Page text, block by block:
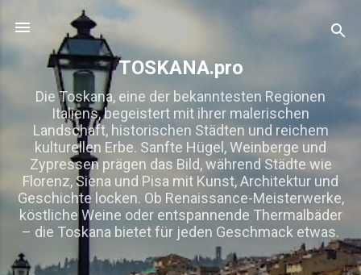
Direkt zum Hauptbereich
TOSKANA.pro
Die Toskana, eine der bekanntesten Regionen
Italiens, begeistert mit ihrer malerischen
Landschaft, historischen Städten und reichem
kulturellen Erbe. Sanfte Hügel, Weinberge und
Zypressen prägen das Bild, während Städte wie
Florenz, Siena und Pisa mit Kunst, Architektur und
Geschichte locken. Ob Renaissance-Meisterwerke,
köstliche Weine oder entspannende Thermalbäder
– die Toskana bietet für jeden Geschmack etwas.